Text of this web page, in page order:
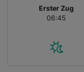
Erster Zug
06:45